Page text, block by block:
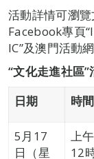
活動詳情可瀏
Facebook專頁
IC”及澳門活動網
“文化走進社區
日期
時間
5月17
日（星
上
12